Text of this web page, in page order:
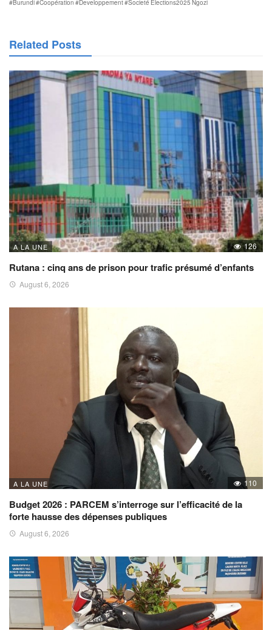
#Burundi#Coopération #Developpement#Societé Elections2025 Ngozi
Related Posts
A LA UNE 126
Rutana : cinq ans de prison pour trafic présumé d’enfants
August 6, 2026
A LA UNE 110
Budget 2026 : PARCEM s’interroge sur l’efficacité de la
forte hausse des dépenses publiques
August 6, 2026